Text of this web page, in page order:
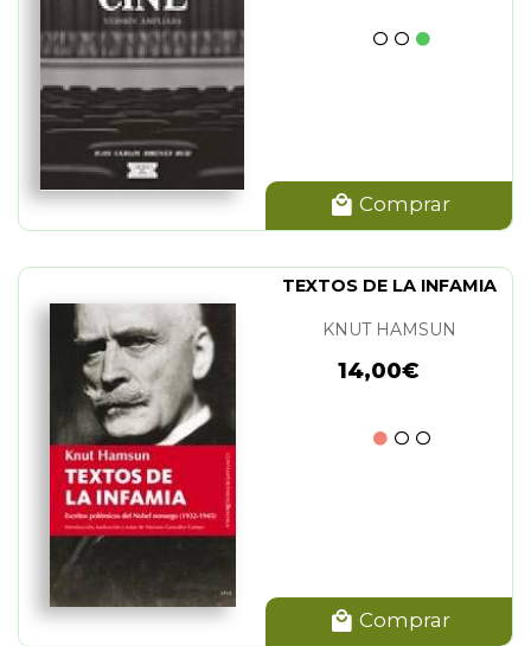
Comprar
TEXTOS DE LA INFAMIA
KNUT HAMSUN
14,00€
Comprar